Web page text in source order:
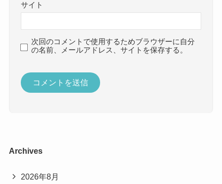
サイト
次回のコメントで使用するためブラウザーに自分
の名前、メールアドレス、サイトを保存する。
Archives
2026年8月